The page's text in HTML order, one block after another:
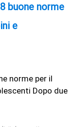
buone norme
e
norme per il
Dopo due